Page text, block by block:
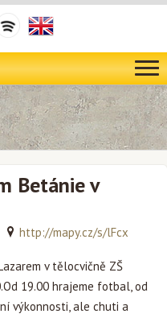
Betánie v
http://mapy.cz/s/lFcx
v tělocvičně ZŠ
19.00 hrajeme fotbal, od
výkonnosti, ale chuti a